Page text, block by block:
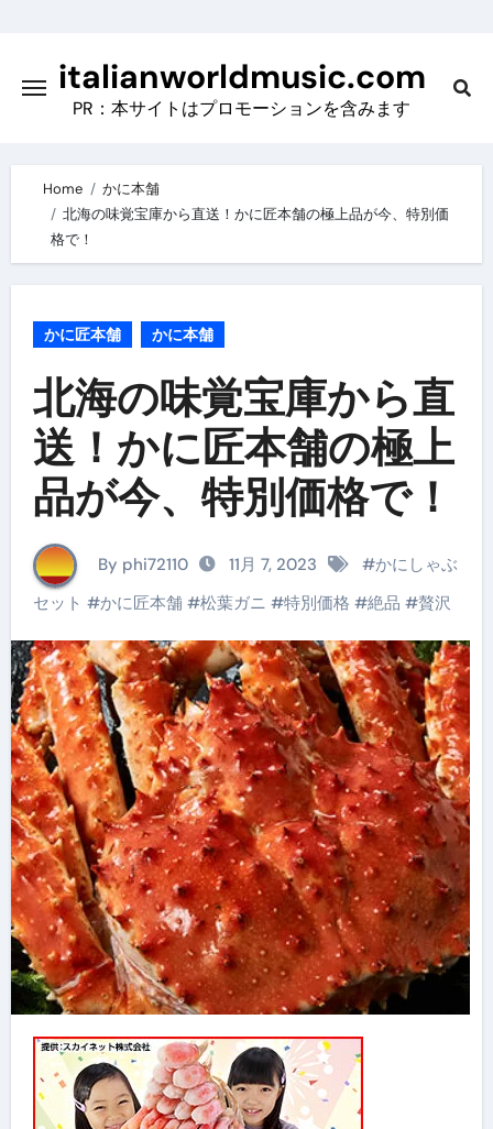
contentitalianworldmusic.com
PR：本サイトはプロモーションを含みます
Home
かに本舗
北海の味覚宝庫から直送！かに匠本舗の極上品が今、特別価
格で！
かに匠本舗 かに本舗
北海の味覚宝庫から直
送！かに匠本舗の極上
品が今、特別価格で！
By phi72110 11月 7, 2023 #かにしゃぶ
セット #かに匠本舗#松葉ガニ #特別価格 #絶品 #贅沢